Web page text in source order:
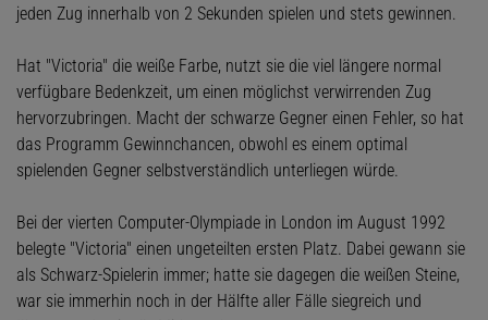
jeden Zug innerhalb von 2 Sekunden spielen und stets gewinnen.
Hat "Victoria" die weiße Farbe, nutzt sie die viel längere normal
verfügbare Bedenkzeit, um einen möglichst verwirrenden Zug
hervorzubringen. Macht der schwarze Gegner einen Fehler, so hat
das Programm Gewinnchancen, obwohl es einem optimal
spielenden Gegner selbstverständlich unterliegen würde.
Bei der vierten Computer-Olympiade in London im August 1992
belegte "Victoria" einen ungeteilten ersten Platz. Dabei gewann sie
als Schwarz-Spielerin immer; hatte sie dagegen die weißen Steine,
war sie immerhin noch in der Hälfte aller Fälle siegreich und